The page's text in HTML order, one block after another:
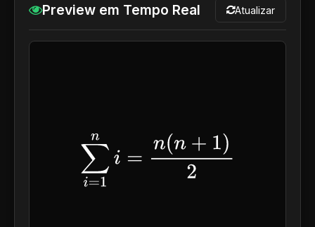
Preview em Tempo Real Atualizar
∑ = =n(n+1) 2